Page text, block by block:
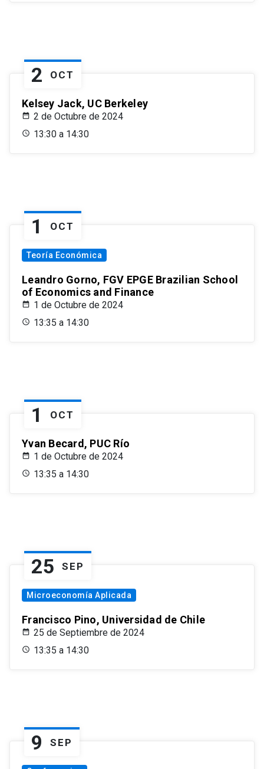
2 OCT
Kelsey Jack, UC Berkeley
2 de Octubre de 2024
13:30 a 14:30
1 OCT
Teoría Económica
Leandro Gorno, FGV EPGE Brazilian School
of Economics and Finance
1 de Octubre de 2024
13:35 a 14:30
1 OCT
Yvan Becard, PUC Río
1 de Octubre de 2024
13:35 a 14:30
25 SEP
Microeconomía Aplicada
Francisco Pino, Universidad de Chile
25 de Septiembre de 2024
13:35 a 14:30
9 SEP